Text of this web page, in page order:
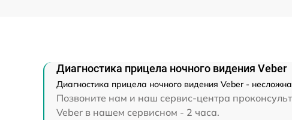
Диагностика прицела ночного видения Veber
Диагностика прицела ночного видения Veber -
Позвоните нам и наш сервис-центра
Veber в нашем сервисном - 2 часа.